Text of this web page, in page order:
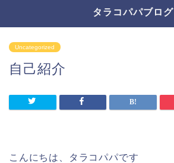
タラコパパブログ
Uncategorized
自己紹介
こんにちは、タラコパパです